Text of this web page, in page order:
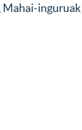
Mahai-inguruak